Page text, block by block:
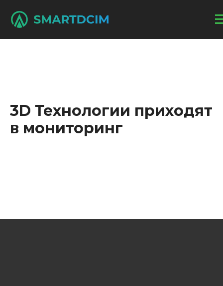
3D Технологии приходят
в мониторинг